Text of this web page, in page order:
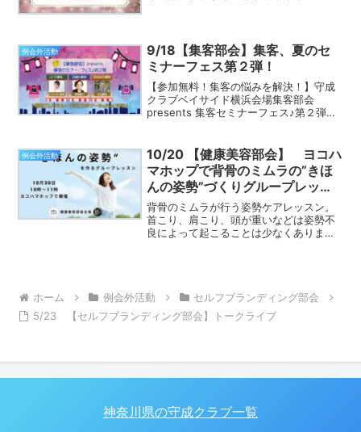
成クラブにちょっと誘って...
例会外活動
9/18【集客部会】集客、夏のセ
ミナーフェス第２弾！
【参加無料！集客の悩みを解決！】守成
クラブベイサイド横浜会場集客部会
presents 集客セミナーフェス♪第２弾
る、リレー方式の60分オンラインセミナ
ー！第２弾もやっち...
例会外活動
10/20 【健康美容部会】 ヨコハ
マホップで背骨のミムラの”きほ
んの姿勢”づくりグループレッス
ン
背骨のミムラが行う姿勢ケアレッスン。
首こり、肩こり、頭が重いなどは姿勢不
良によって起こることは少なくありませ
ホーム
例会外活動
セルフブランディング部会
5/23 【セルフブランディング部会】トークライブ
神奈川県の守成クラブ一覧